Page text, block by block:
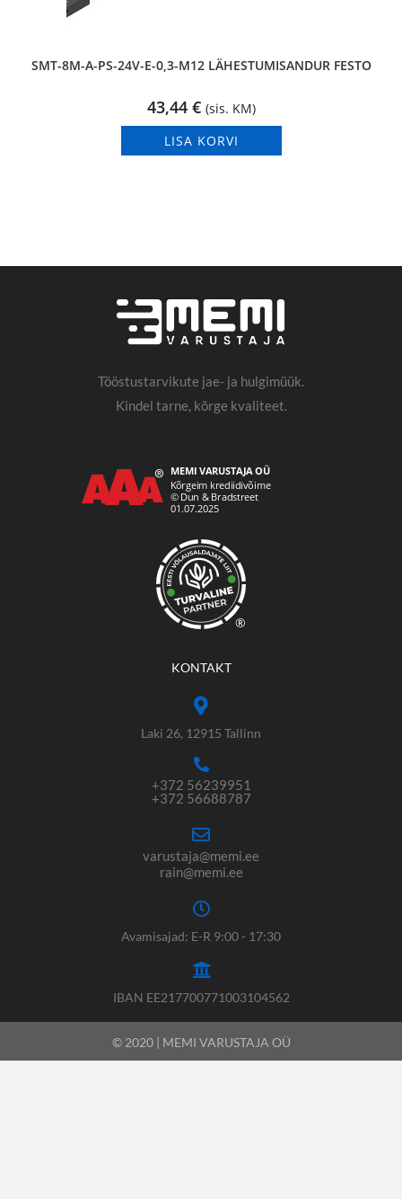
SMT-8M-A-PS-24V-E-0,3-M12 LÄHESTUMISANDUR FESTO
43,44 € (sis. KM)
LISA KORVI
Tööstustarvikute jae- ja hulgimüük.
Kindel tarne, kõrge kvaliteet.
®
KONTAKT
Laki 26, 12915 Tallinn
+372 56239951
+372 56688787
varustaja@memi.ee
rain@memi.ee
Avamisajad: E-R 9:00 - 17:30
IBAN EE217700771003104562
© 2020 | MEMI VARUSTAJA OÜ